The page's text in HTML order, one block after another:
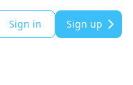
Sign in Sign up